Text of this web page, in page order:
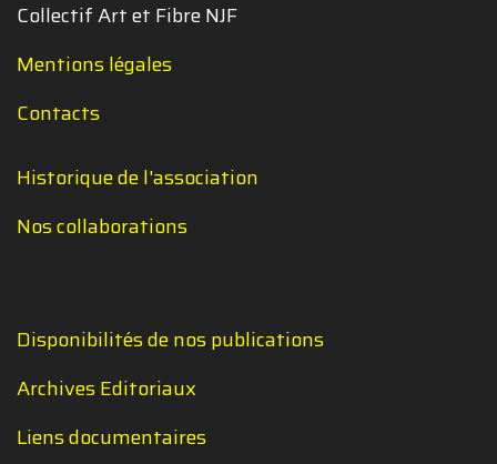
Collectif Art et Fibre NJF
Mentions légales
Contacts
Historique de l'association
Nos collaborations
Disponibilités de nos publications
Archives Editoriaux
Liens documentaires